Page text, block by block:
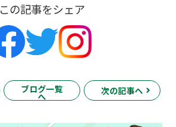
この記事をシェア
ブログ一覧
へ
次の記事へ